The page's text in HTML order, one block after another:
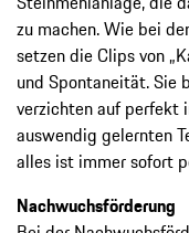
zu machen. Wie bei
setzen die Clips von
und Spontaneität. Sie
verzichten auf perfekt
auswendig gelernten
alles ist immer sofort
Nachwuchsförderung